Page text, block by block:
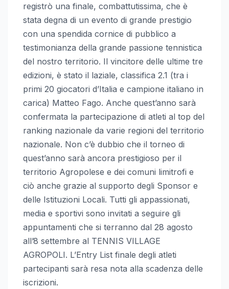
registrò una finale, combattutissima, che è
stata degna di un evento di grande prestigio
con una spendida cornice di pubblico a
testimonianza della grande passione tennistica
del nostro territorio. Il vincitore delle ultime tre
edizioni, è stato il laziale, classifica 2.1 (tra i
primi 20 giocatori d’Italia e campione italiano in
carica) Matteo Fago. Anche quest’anno sarà
confermata la partecipazione di atleti al top del
ranking nazionale da varie regioni del territorio
nazionale. Non c’è dubbio che il torneo di
quest’anno sarà ancora prestigioso per il
territorio Agropolese e dei comuni limitrofi e
ciò anche grazie al supporto degli Sponsor e
delle Istituzioni Locali. Tutti gli appassionati,
media e sportivi sono invitati a seguire gli
appuntamenti che si terranno dal 28 agosto
all’8 settembre al TENNIS VILLAGE
AGROPOLI. L’Entry List finale degli atleti
partecipanti sarà resa nota alla scadenza delle
iscrizioni.